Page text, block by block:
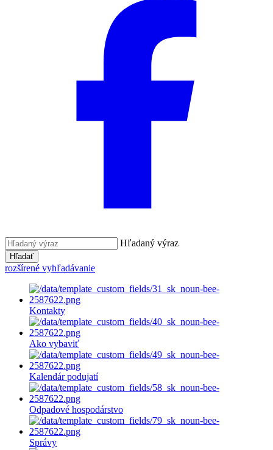
Hľadaný výraz
Hľadať
rozšírené vyhľadávanie
Kontakty
Ako vybaviť
Kalendár podujatí
Odpadové hospodárstvo
Správy